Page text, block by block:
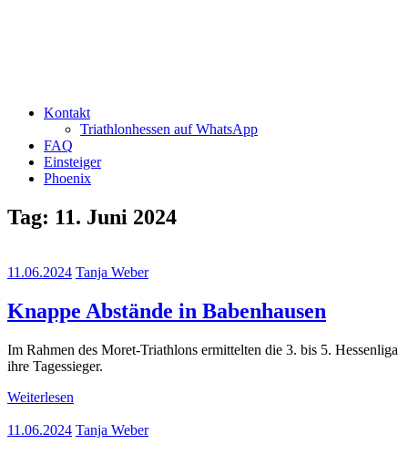
Kontakt
Triathlonhessen auf WhatsApp
FAQ
Einsteiger
Phoenix
Tag: 11. Juni 2024
11.06.2024 Tanja Weber
Knappe Abstände in Babenhausen
Im Rahmen des Moret-Triathlons ermittelten die 3. bis 5. Hessenliga
ihre Tagessieger.
Weiterlesen
11.06.2024 Tanja Weber